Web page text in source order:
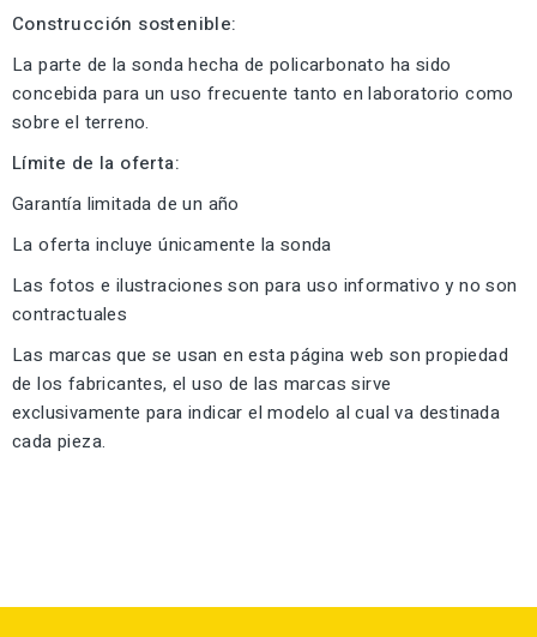
Construcción sostenible:
La parte de la sonda hecha de policarbonato ha sido
concebida para un uso frecuente tanto en laboratorio como
sobre el terreno.
Límite de la oferta:
Garantía limitada de un año
La oferta incluye únicamente la sonda
Las fotos e ilustraciones son para uso informativo y no son
contractuales
Las marcas que se usan en esta página web son propiedad
de los fabricantes, el uso de las marcas sirve
exclusivamente para indicar el modelo al cual va destinada
cada pieza.